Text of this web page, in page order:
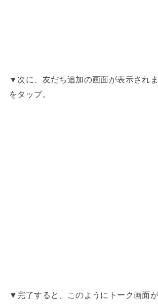
▼次に、友だち追加の画面が表示されま
をタップ。
▼完了すると、このようにトーク画面